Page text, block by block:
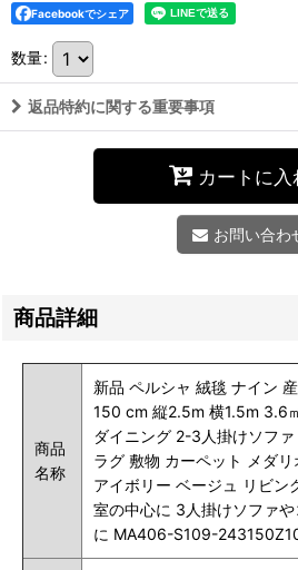
Facebookでシェア
数量:
返品特約に関する重要事項
カートに入
お問い合わ
商品詳細
商品
名称
新品 ペルシャ 絨毯 ナイン
150 cm 縦2.5m 横1.5m 3.6
ダイニング 2-3人掛けソフ
ラグ 敷物 カーペット メダ
アイボリー ベージュ リビン
室の中心に 3人掛けソファ
に MA406-S109-